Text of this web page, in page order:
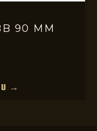
90 MM
→